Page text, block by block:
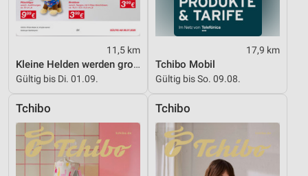
11,5 km
Kleine Helden werden gross
Gültig bis Di. 01.09.
17,9 km
Tchibo Mobil
Gültig bis So. 09.08.
Tchibo Tchibo